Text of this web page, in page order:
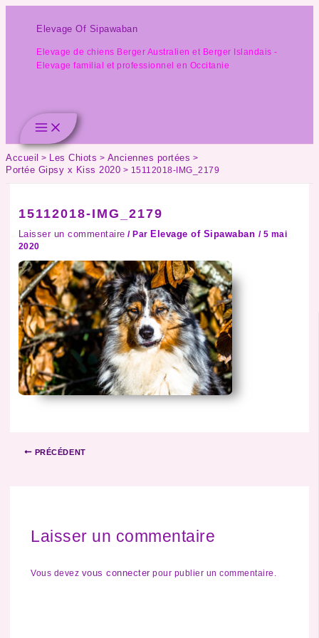
Aller
contenuElevage Of Sipawaban
Elevage de chiens Berger Australien et Berger Islandais -
Elevage familial et professionnel en Occitanie
Accueil Les Chiots
Anciennes portées
Portée Gipsy x Kiss 2020
15112018-IMG_2179
15112018-IMG_2179
Laisser un commentaire / Par Elevage of Sipawaban / 5 mai
2020
PRÉCÉDENT
Laisser un commentaire
Vous devez vous connecterpour publier un commentaire.